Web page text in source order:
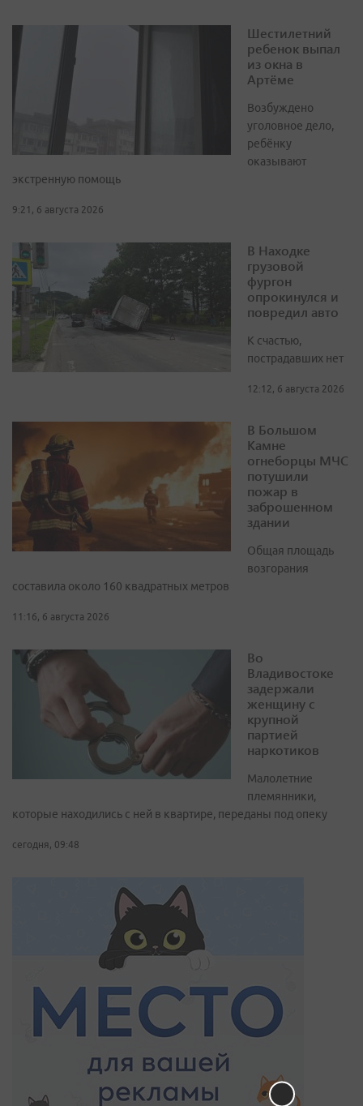
Шестилетний
ребенок выпал
из окна в
Артёме
Возбуждено
уголовное дело,
ребёнку
оказывают
экстренную помощь
9:21, 6 августа 2026
В Находке
грузовой
фургон
опрокинулся и
повредил авто
К счастью,
пострадавших нет
12:12, 6 августа 2026
В Большом
Камне
огнеборцы МЧС
потушили
пожар в
заброшенном
здании
Общая площадь
возгорания
составила около 160 квадратных метров
11:16, 6 августа 2026
Во
Владивостоке
задержали
женщину с
крупной
партией
наркотиков
Малолетние
племянники,
которые находились с ней в квартире, переданы под опеку
сегодня, 09:48